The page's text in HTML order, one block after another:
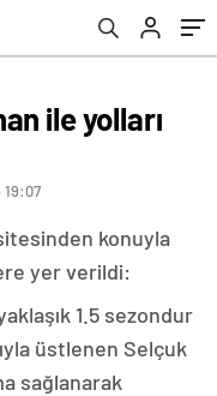
ile yolları
19:07
konuyla
yer verildi:
1.5 sezondur
üstlenen Selçuk
sağlanarak